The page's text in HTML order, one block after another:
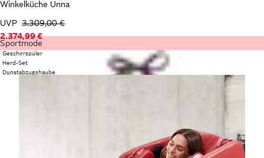
Winkelküche Unna
UVP 3.309,00 €
2.374,99 €
Geschirrspüler
Herd-Set
Dunstabzugshaube
Sportmode